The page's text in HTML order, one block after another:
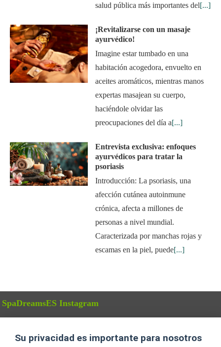
salud pública más importantes del[...]
¡Revitalizarse con un masaje
ayurvédico!
Imagine estar tumbado en una
habitación acogedora, envuelto en
aceites aromáticos, mientras manos
expertas masajean su cuerpo,
haciéndole olvidar las
preocupaciones del día a[...]
Entrevista exclusiva: enfoques
ayurvédicos para tratar la
psoriasis
Introducción: La psoriasis, una
afección cutánea autoinmune
crónica, afecta a millones de
personas a nivel mundial.
Caracterizada por manchas rojas y
escamas en la piel, puede[...]
SpaDreamsES Instagram
Su privacidad es importante para nosotros